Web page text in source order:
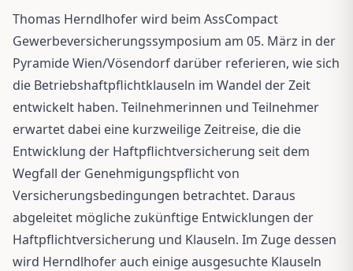
Thomas Herndlhofer wird beim AssCompact
Gewerbeversicherungssymposium am 05. März in der
Pyramide Wien/Vösendorf darüber referieren, wie sich
die Betriebshaftpflichtklauseln im Wandel der Zeit
entwickelt haben. Teilnehmerinnen und Teilnehmer
erwartet dabei eine kurzweilige Zeitreise, die die
Entwicklung der Haftpflichtversicherung seit dem
Wegfall der Genehmigungspflicht von
Versicherungsbedingungen betrachtet. Daraus
abgeleitet mögliche zukünftige Entwicklungen der
Haftpflichtversicherung und Klauseln. Im Zuge dessen
wird Herndlhofer auch einige ausgesuchte Klauseln